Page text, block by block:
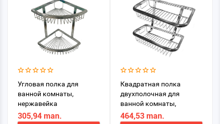
Угловая полка для
ванной комнаты,
нержавейка
двухполочная
305,94 man.
Квадратная полка
двухполочная для
ванной комнаты,
нержавеющая сталь.
464,53 man.